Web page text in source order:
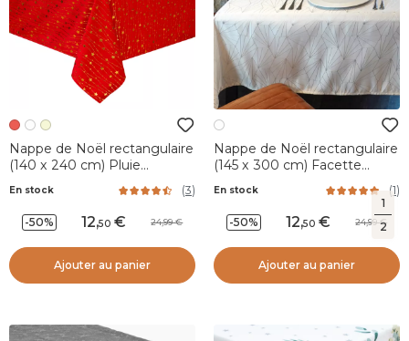
1
2
Nappe de Noël rectangulaire
(140 x 240 cm) Pluie
En stock (3)
-50% 12,50 24,99
Ajouter au panier
Nappe de Noël rectangulaire
(145 x 300 cm) Facette
En stock (1)
-50% 12,50 24,99
Ajouter au panier